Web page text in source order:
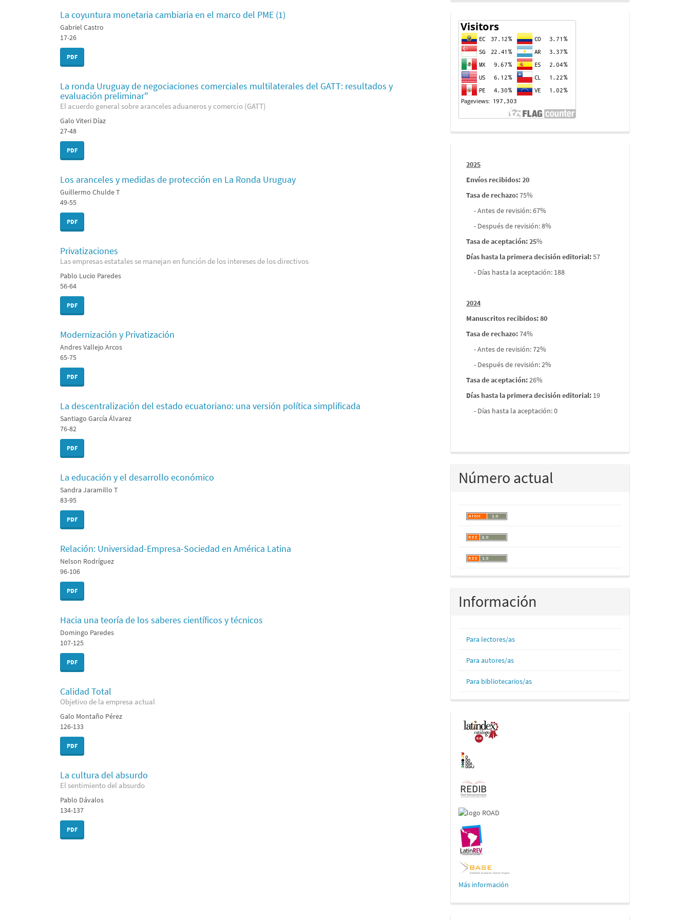
La coyuntura monetaria cambiaria en el marco del PME (1)
Gabriel Castro
17-26
PDF
La ronda Uruguay de negociaciones comerciales multilaterales del GATT: resultados y
evaluación preliminar"
El acuerdo general sobre aranceles aduaneros y comercio (GATT)
Galo Viteri Díaz
27-48
PDF
Los aranceles y medidas de protección en La Ronda Uruguay
Guillermo Chulde T
49-55
PDF
Privatizaciones
Las empresas estatales se manejan en función de los intereses de los directivos
Pablo Lucio Paredes
56-64
PDF
Modernización y Privatización
Andres Vallejo Arcos
65-75
PDF
La descentralización del estado ecuatoriano: una versión política simplificada
Santiago García Álvarez
76-82
PDF
La educación y el desarrollo económico
Sandra Jaramillo T
83-95
PDF
Relación: Universidad-Empresa-Sociedad en América Latina
Nelson Rodríguez
96-106
PDF
Hacia una teoría de los saberes científicos y técnicos
Domingo Paredes
107-125
PDF
Calidad Total
Objetivo de la empresa actual
Galo Montaño Pérez
126-133
PDF
La cultura del absurdo
El sentimiento del absurdo
Pablo Dávalos
134-137
PDF
Contador
de
visitas
Informes
envios
2025
Envíos recibidos: 20
Tasa de rechazo:75%
- Antes de revisión: 67%
- Después de revisión: 8%
Tasa de aceptación: 25%
Días hasta la primera decisión editorial:57
- Días hasta la aceptación: 188
2024
Manuscritos recibidos: 80
Tasa de rechazo:74%
- Antes de revisión: 72%
- Después de revisión: 2%
Tasa de aceptación:26%
Días hasta la primera decisión editorial: 19
- Días hasta la aceptación: 0
Número actual
Información
Para lectores/as
Para autores/as
Para bibliotecarios/as
Indexaciones
Más información